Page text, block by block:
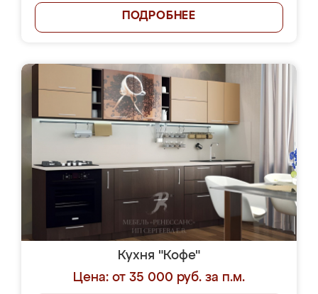
ПОДРОБНЕЕ
Кухня "Кофе"
Цена: от 35 000 руб. за п.м.